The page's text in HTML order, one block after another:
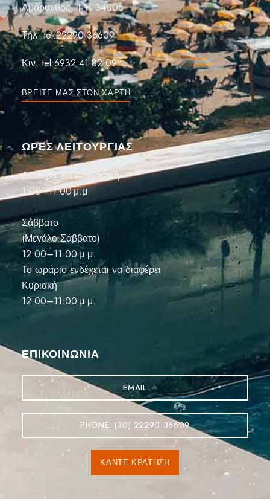
Αμάρυνθος, Τ.Κ 34006
Τηλ:tel:22290 36609
Κιν:tel:6932 41 82 09
ΒΡΕΊΤΕ ΜΑΣ ΣΤΟΝ ΧΆΡΤΗ
ΏΡΕΣ ΛΕΙΤΟΥΡΓΙΑΣ
Δευτέρα – Παρασκευή
1:00–11:00 μ.μ.
Σάββατο
(Μεγάλο Σάββατο)
12:00–11:00 μ.μ.
Το ωράριο ενδέχεται να διαφέρει
Κυριακή
12:00–11:00 μ.μ.
ΕΠΙΚΟΙΝΩΝΊΑ
EMAIL
PHONE: (30) 22290 36609
ΚΆΝΤΕ ΚΡΆΤΗΣΗ